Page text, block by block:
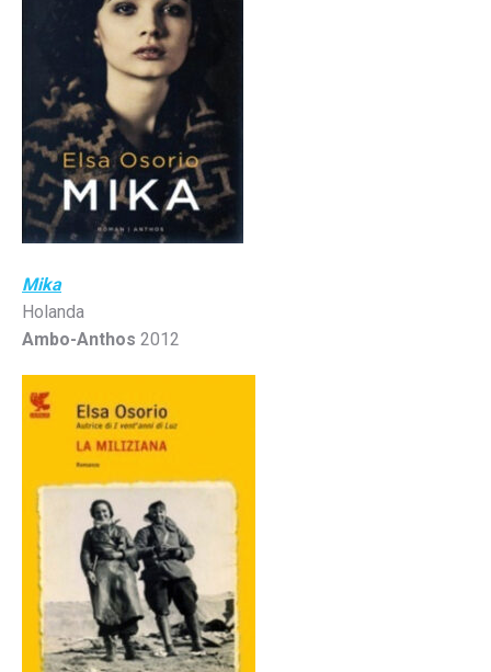
Mika
Holanda
Ambo-Anthos 2012